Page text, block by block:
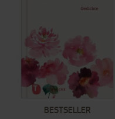
BESTSELLER